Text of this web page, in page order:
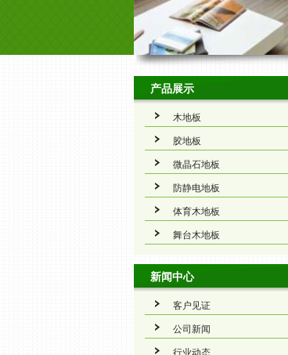
产品展示
木地板
胶地板
微晶石地板
防静电地板
体育木地板
舞台木地板
新闻中心
客户见证
公司新闻
行业动态